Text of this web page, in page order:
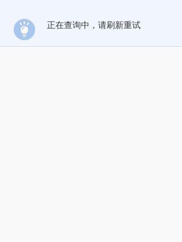
正在查询中，请刷新重试